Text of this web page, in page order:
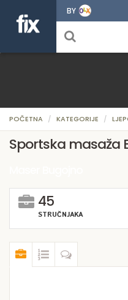
BY
POČETNA KATEGORIJE
Sportska masaža
45
STRUČNJAKA